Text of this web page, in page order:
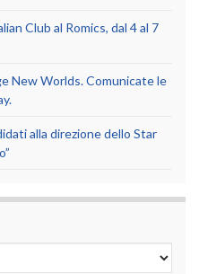
Club al Romics, dal 4 al 7
New Worlds. Comunicate le
alla direzione dello Star